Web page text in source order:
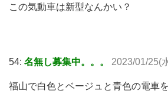
この気動車は新型なんかい？
54: 名無し募集中。。。 2023/01/25(
福山で白色とベージュと青色の電車